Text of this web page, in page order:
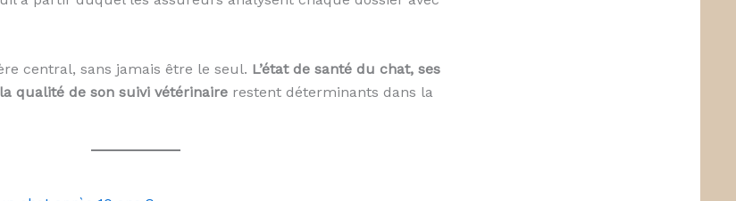
central, sans jamais être le seul. L’état de santé du chat, ses
qualité de son suivi vétérinairerestent déterminants dans la